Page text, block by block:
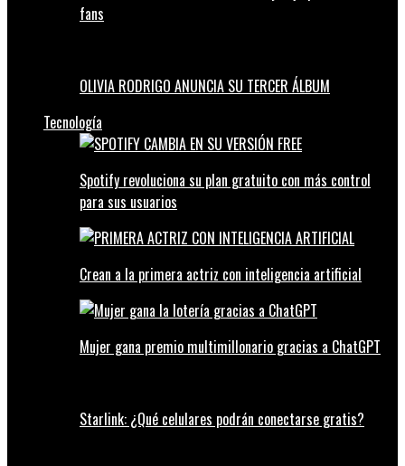
fans
OLIVIA RODRIGO ANUNCIA SU TERCER ÁLBUM
Tecnología
Spotify revoluciona su plan gratuito con más control
para sus usuarios
Crean a la primera actriz con inteligencia artificial
Mujer gana premio multimillonario gracias a ChatGPT
Starlink: ¿Qué celulares podrán conectarse gratis?